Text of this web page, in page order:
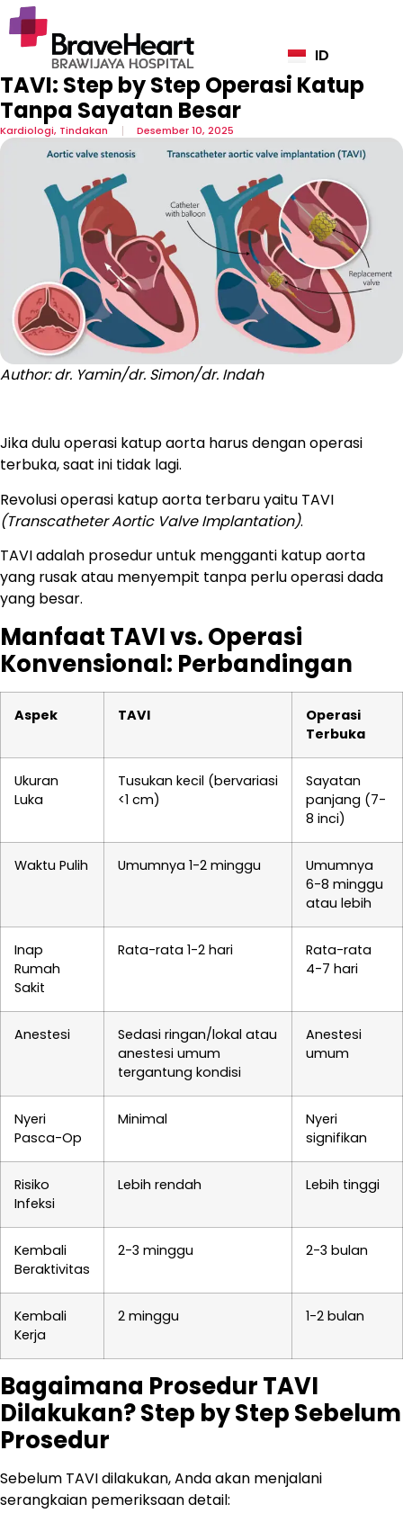
ID
EN
TAVI: Step by Step Operasi Katup
Tanpa Sayatan Besar
Kardiologi, Tindakan Desember 10, 2025
Author: dr. Yamin/dr. Simon/dr. Indah
Jika dulu operasi katup aorta harus dengan operasi
terbuka, saat ini tidak lagi.
Revolusi operasi katup aorta terbaru yaitu TAVI
(Transcatheter Aortic Valve Implantation).
TAVI adalah prosedur untuk mengganti katup aorta
yang rusak atau menyempit tanpa perlu operasi dada
yang besar.
Manfaat TAVI vs. Operasi
Konvensional: Perbandingan
Aspek TAVI
Operasi
Terbuka
Ukuran
Luka
Tusukan kecil (bervariasi
<1 cm)
Sayatan
panjang (7-
8 inci)
Waktu Pulih Umumnya 1-2 minggu
Umumnya
6-8 minggu
atau lebih
Inap
Rumah
Sakit
Rata-rata 1-2 hari
Rata-rata
4-7 hari
Anestesi
Sedasi ringan/lokal atau
anestesi umum
tergantung kondisi
Anestesi
umum
Nyeri
Pasca-Op
Minimal
Nyeri
signifikan
Risiko
Infeksi
Lebih rendah Lebih tinggi
Kembali
Beraktivitas
2-3 minggu 2-3 bulan
Kembali
Kerja
2 minggu 1-2 bulan
Bagaimana Prosedur TAVI
Dilakukan? Step by Step Sebelum
Prosedur
Sebelum TAVI dilakukan, Anda akan menjalani
serangkaian pemeriksaan detail: